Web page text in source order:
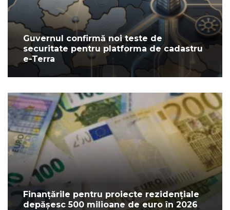
Guvernul confirmă noi teste de
securitate pentru platforma de cadastru
e-Terra
Finanțările pentru proiecte rezidențiale
depășesc 500 milioane de euro în 2026